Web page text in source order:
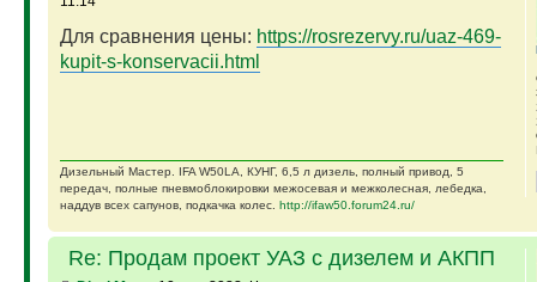
Для сравнения цены: https://rosrezervy.ru/uaz-469-
kupit-s-konservacii.html
Дизельный Мастер. IFA W50LA, КУНГ, 6,5 л дизель, полный привод, 5
передач, полные пневмоблокировки межосевая и межколесная, лебедка,
наддув всех сапунов, подкачка колес. http://ifaw50.forum24.ru/
Re: Продам проект УАЗ с дизелем и АКПП